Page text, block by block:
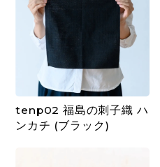
tenp02 福島の刺子織 ハ
ンカチ (ブラック)